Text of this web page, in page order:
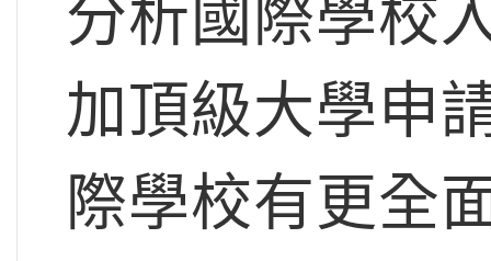
分析國際學校
加頂級大學申
際學校有更全